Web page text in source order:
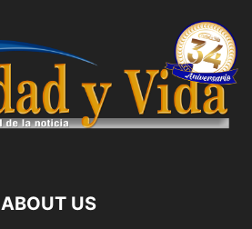
ABOUT US